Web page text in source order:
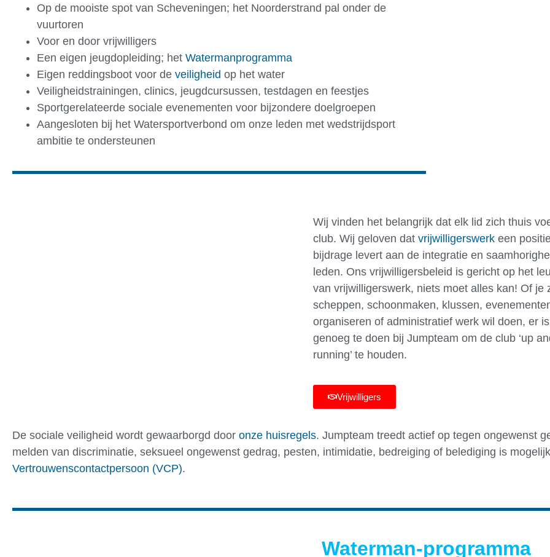
Op de mooiste spot van Scheveningen; het Noorderstrand pal onder de
vuurtoren
Voor en door vrijwilligers
Een eigen jeugdopleiding; het Watermanprogramma
Eigen reddingsboot voor de veiligheid op het water
Veiligheidstrainingen, clinics, jeugdcursussen, testdagen en feestjes
Sportgerelateerde sociale evenementen voor bijzondere doelgroepen
Aangesloten bij het Watersportverbond om onze leden met wedstrijdsport
ambitie te ondersteunen
Wij vinden het belangrijk dat elk lid zich thuis
club. Wij geloven dat vrijwilligerswerk een
bijdrage levert aan de integratie en
leden. Ons vrijwilligersbeleid is gericht op het
van vrijwilligerswerk, niets moet alles kan! Of je
scheppen, schoonmaken, klussen,
organiseren of administratief werk wil doen, er
genoeg te doen bij Jumpteam om de club ‘up
running’ te houden.
Vrijwilligers
De sociale veiligheid wordt gewaarborgd door onze huisregels. Jumpteam treedt actief op tegen ongewenst
melden van discriminatie, seksueel ongewenst gedrag, pesten, intimidatie, bedreiging of belediging is
Vertrouwenscontactpersoon (VCP).
Waterman-programma